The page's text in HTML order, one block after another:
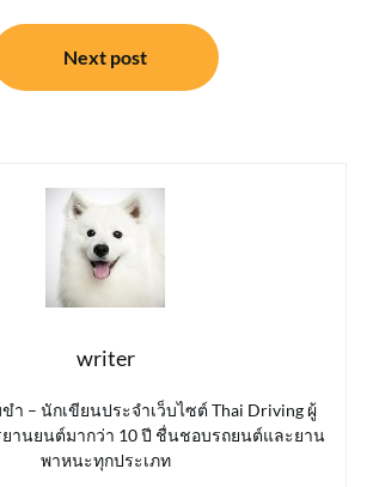
Next post
writer
ำ – นักเขียนประจำเว็บไซต์ Thai Driving ผู้
ยานยนต์มากว่า 10 ปี ชื่นชอบรถยนต์และยาน
พาหนะทุกประเภท